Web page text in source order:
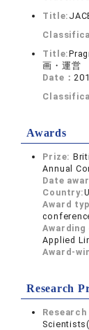
Title:
Title:
画・運営
Date：
Awards
Prize:
Annual
Date
Country:
Award
Applied
Award-
Research